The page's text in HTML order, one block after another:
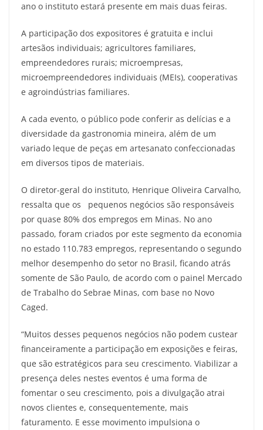
ano o instituto estará presente em mais duas feiras.
A participação dos expositores é gratuita e inclui
artesãos individuais; agricultores familiares,
empreendedores rurais; microempresas,
microempreendedores individuais (MEIs), cooperativas
e agroindústrias familiares.
A cada evento, o público pode conferir as delícias e a
diversidade da gastronomia mineira, além de um
variado leque de peças em artesanato confeccionadas
em diversos tipos de materiais.
O diretor-geral do instituto, Henrique Oliveira Carvalho,
ressalta que os pequenos negócios são responsáveis
por quase 80% dos empregos em Minas. No ano
passado, foram criados por este segmento da economia
no estado 110.783 empregos, representando o segundo
melhor desempenho do setor no Brasil, ficando atrás
somente de São Paulo, de acordo com o painel Mercado
de Trabalho do Sebrae Minas, com base no Novo
Caged.
“Muitos desses pequenos negócios não podem custear
financeiramente a participação em exposições e feiras,
que são estratégicos para seu crescimento. Viabilizar a
presença deles nestes eventos é uma forma de
fomentar o seu crescimento, pois a divulgação atrai
novos clientes e, consequentemente, mais
faturamento. E esse movimento impulsiona o